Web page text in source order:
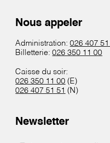
Nous appeler
Administration:026 407 51
Billetterie:026 350 11 00
Caisse du soir:
026 350 11 00 (E)
026 407 51 51 (N)
Newsletter